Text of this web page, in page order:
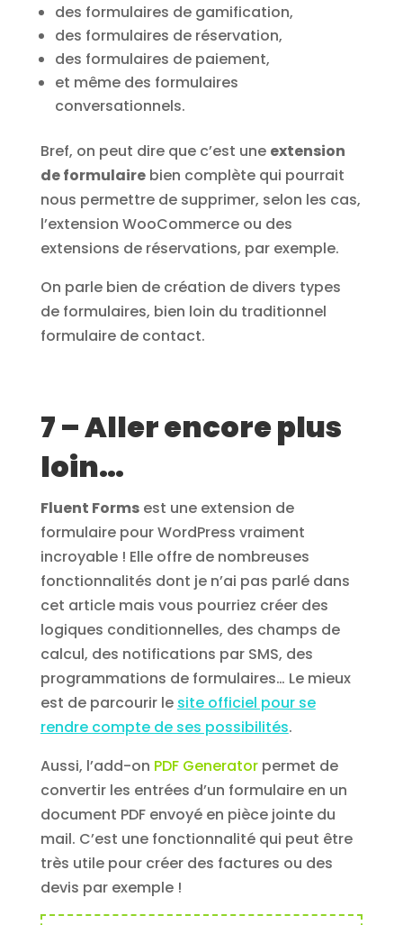
des formulaires de gamification,
des formulaires de réservation,
des formulaires de paiement,
et même des formulaires
conversationnels.
Bref, on peut dire que c’est une extension
de formulairebien complète qui pourrait
nous permettre de supprimer, selon les cas,
l’extension WooCommerce ou des
extensions de réservations, par exemple.
On parle bien de création de divers types
de formulaires, bien loin du traditionnel
formulaire de contact.
7 – Aller encore plus
loin…
Fluent Formsest une extension de
formulaire pour WordPress vraiment
incroyable ! Elle offre de nombreuses
fonctionnalités dont je n’ai pas parlé dans
cet article mais vous pourriez créer des
logiques conditionnelles, des champs de
calcul, des notifications par SMS, des
programmations de formulaires… Le mieux
est de parcourir le site officiel pour se
rendre compte de ses possibilités.
Aussi, l’add-on PDF Generatorpermet de
convertir les entrées d’un formulaire en un
document PDF envoyé en pièce jointe du
mail. C’est une fonctionnalité qui peut être
très utile pour créer des factures ou des
devis par exemple !